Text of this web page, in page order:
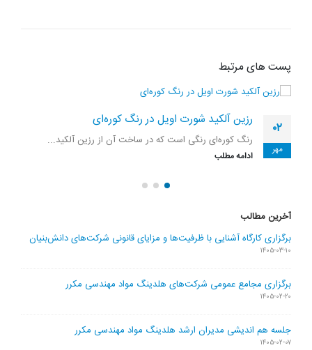
پست های مرتبط
۰۲
مهر
رزین آلکید شورت اویل در رنگ کوره‌ای
رنگ کوره‌ای رنگی است که در ساخت آن از رزین آلکید...
ادامه مطلب
آخرین مطالب
برگزاری کارگاه آشنایی با ظرفیت‌ها و مزایای قانونی شرکت‌های دانش‌بنیان
۱۴۰۵-۰۳-۱۰
برگزاری مجامع عمومی شرکت‌های هلدینگ مواد مهندسی مکرر
۱۴۰۵-۰۲-۲۰
جلسه هم اندیشی مدیران ارشد هلدینگ مواد مهندسی مکرر
۱۴۰۵-۰۲-۰۷